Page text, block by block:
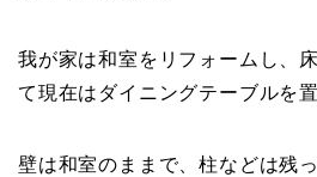
我が家は和室をリフォームし、
て現在はダイニングテーブルを
壁は和室のままで、柱などは残